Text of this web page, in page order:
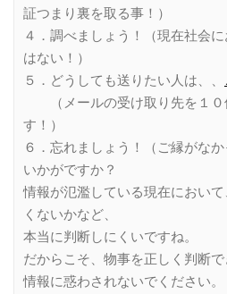
証つまり裏を取る事！）
４．調べましょう！（現在社会
はない！）
５．どうしても送りたい人は、、
（メールの受け取り先を１０
す！）
６．忘れましょう！（ご縁がなか
いかがですか？
情報が氾濫している現在におい
くないかなど、
本当に判断しにくいですね。
だからこそ、物事を正しく判断で
情報に惑わされないでください。